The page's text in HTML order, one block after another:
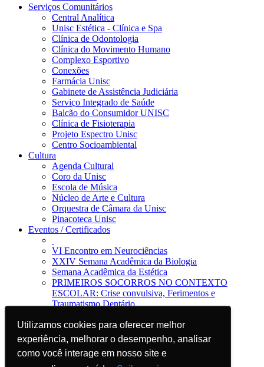
Utilizamos cookies para oferecer melhor
experiência, melhorar o desempenho, analisar
como você interage em nosso site e
Utilizamos cookies para oferecer melhor
experiência, melhorar o desempenho, analisar
como você interage em nosso site e
Serviços Comunitários
Central Analítica
Unisc Estética - Clínica e Spa
Clínica de Odontologia
Clínica do Movimento Humano
Complexo Esportivo
Conexões
Farmácia Unisc
Gabinete de Assistência Judiciária
Serviço Integrado de Saúde
Balcão do Consumidor UNISC
Clínica de Fisioterapia
Projeto Espectro Unisc
Centro Socioambiental
Cultura
Agenda Cultural
Coro da Unisc
Escola de Música
Núcleo de Arte e Cultura
Orquestra de Câmara da Unisc
Pinacoteca Unisc
Eventos / Certificados
VI Encontro em Neurociências
XXIV Semana Acadêmica da Biologia
Semana Acadêmica da Estética
PRIMEIROS SOCORROS NO CONTEXTO
ESCOLAR: Crise convulsiva, Ferimentos e
Traumatismo Dentário
Jornal da Unisc
Notícias
Imprensa
Blog EAD